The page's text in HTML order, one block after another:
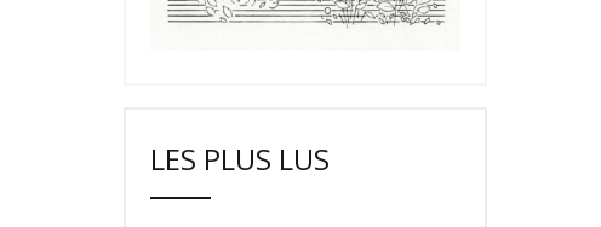
LES PLUS LUS